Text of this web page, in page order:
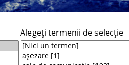
Alegeţi termenii de selecţie